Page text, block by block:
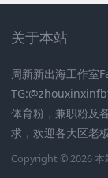
关于本站
周新新出海工作室
TG:@zhouxinxinfb
体育粉，兼职粉及
求，欢迎各大区老
Copyright © 2026 本